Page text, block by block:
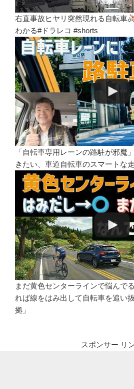
右直事故ヒヤリ突然現れる自転車
わかる#ドラレコ #shorts
「自転車専用レーンの路駐が邪魔
きたい、車道自転車のスマートな
まだ黄色センターラインで悩んで
れば線をはみ出して自転車を追い
拠」
スポンサー リ